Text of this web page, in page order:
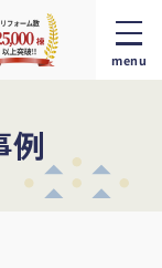
menu
例